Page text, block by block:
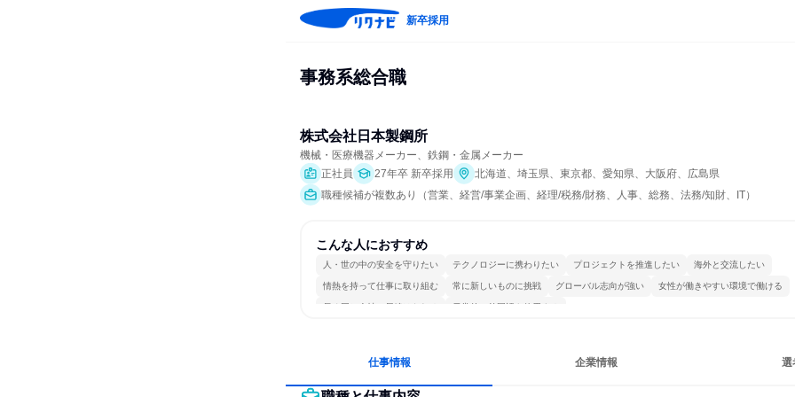
新卒採用
事務系総合職
株式会社日本製鋼所
機械・医療機器メーカー、鉄鋼・金属メーカー
正社員
27年卒 新卒採用
北海道、埼玉県、東京都、愛知県、大阪府、広島県
職種候補が複数あり（営業、経営/事業企画、経理/税務/財務、人事、総務、法務/知財、IT）
こんな人におすすめ
人・世の中の安全を守りたい テクノロジーに携わりたい プロジェクトを推進したい 海外と交流したい
情熱を持って仕事に取り組む 常に新しいものに挑戦 グローバル志向が強い 女性が働きやすい環境で働ける
長く同じ会社に居続けられる 日常的に外国語を使用する
仕事情報 企業情報 選